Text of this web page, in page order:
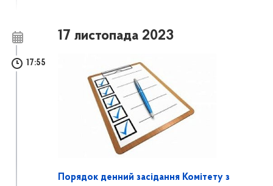
17 листопада 2023
17:55
Порядок денний засідання Комітету з